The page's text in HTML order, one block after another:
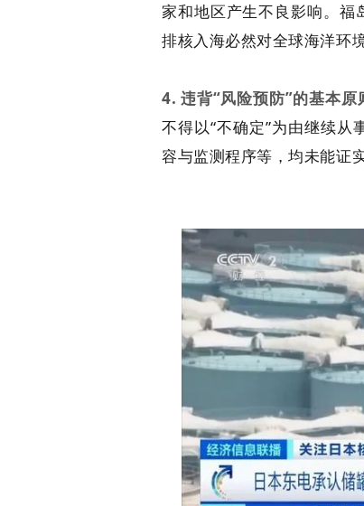
家和地区产生不良影响。福
排核入海必然对全球海洋环
4. 违背“风险预防”的基本原
不得以“不确定”为由继续
容与监测程序等，均未能证